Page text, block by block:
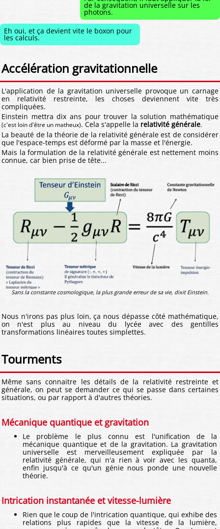
de la gravitation universelle sur les
photons.
Eh oui, et ça devient vite le boxon pour
les calculs.
Accélération gravitationnelle
L'application de la gravitation universelle provoque un carnage
en relativité restreinte, les choses deviennent vite très
compliquées.
Einstein mettra dix ans pour trouver la solution mathématique
(c'est loin d'être un matheux). Cela s'appelle la relativité générale.
La beauté de la théorie de la relativité générale est de considérer
que l'espace-temps est déformé par la masse et l'énergie.
Mais la formulation de la relativité générale est nettement moins
connue, car bien prise de tête...
Sans la constante cosmologique, la plus grande erreur de sa vie, dixit Einstein.
Nous n'irons pas plus loin, ça nous dépasse côté mathématique,
on n'est plus au niveau du lycée avec des gentilles
transformations linéaires toutes simplettes.
Tourments
Même sans connaitre les détails de la relativité restreinte et
générale, on peut se demander ce qui se passe dans certaines
situations, ou par rapport à d'autres théories.
Mécanique quantique et gravitation
Le problème le plus connu est l'unification de la
mécanique quantique et de la gravitation. La gravitation
universelle est merveilleusement expliquée par la
relativité générale, qui n'a rien à voir avec les quanta,
enfin jusqu'à ce qu'un génie nous ponde une nouvelle
théorie.
Intrication instantanée et vitesse-lumière
Rien que le coup de l'intrication quantique, qui exhibe des
relations plus rapides que la vitesse de la lumière,